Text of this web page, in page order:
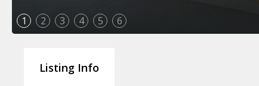
1 2 3 4 5 6
Listing Info